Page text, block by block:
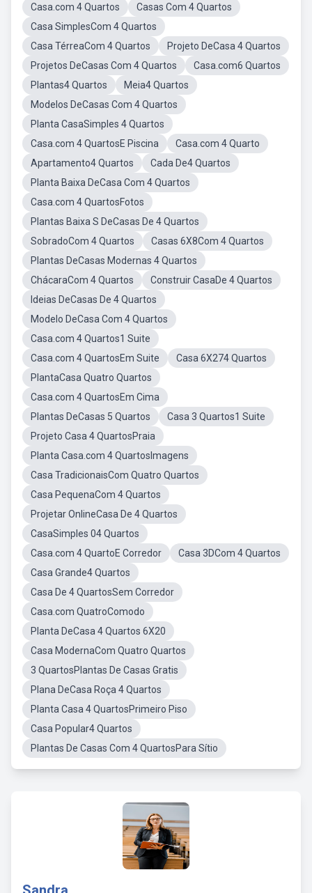
Casa.com 4 Quartos
Casas Com 4 Quartos
Casa SimplesCom 4 Quartos
Casa TérreaCom 4 Quartos
Projeto DeCasa 4 Quartos
Projetos DeCasas Com 4 Quartos
Casa.com6 Quartos
Plantas4 Quartos
Meia4 Quartos
Modelos DeCasas Com 4 Quartos
Planta CasaSimples 4 Quartos
Casa.com 4 QuartosE Piscina
Casa.com 4 Quarto
Apartamento4 Quartos
Cada De4 Quartos
Planta Baixa DeCasa Com 4 Quartos
Casa.com 4 QuartosFotos
Plantas Baixa S DeCasas De 4 Quartos
SobradoCom 4 Quartos
Casas 6X8Com 4 Quartos
Plantas DeCasas Modernas 4 Quartos
ChácaraCom 4 Quartos
Construir CasaDe 4 Quartos
Ideias DeCasas De 4 Quartos
Modelo DeCasa Com 4 Quartos
Casa.com 4 Quartos1 Suite
Casa.com 4 QuartosEm Suite
Casa 6X274 Quartos
PlantaCasa Quatro Quartos
Casa.com 4 QuartosEm Cima
Plantas DeCasas 5 Quartos
Casa 3 Quartos1 Suite
Projeto Casa 4 QuartosPraia
Planta Casa.com 4 QuartosImagens
Casa TradicionaisCom Quatro Quartos
Casa PequenaCom 4 Quartos
Projetar OnlineCasa De 4 Quartos
CasaSimples 04 Quartos
Casa.com 4 QuartoE Corredor
Casa 3DCom 4 Quartos
Casa Grande4 Quartos
Casa De 4 QuartosSem Corredor
Casa.com QuatroComodo
Planta DeCasa 4 Quartos 6X20
Casa ModernaCom Quatro Quartos
3 QuartosPlantas De Casas Gratis
Plana DeCasa Roça 4 Quartos
Planta Casa 4 QuartosPrimeiro Piso
Casa Popular4 Quartos
Plantas De Casas Com 4 QuartosPara Sítio